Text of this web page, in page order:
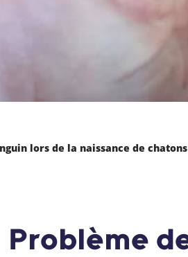
lors de la naissance de
Problème